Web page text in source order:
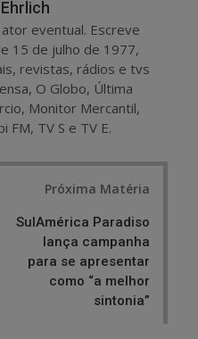
eventual. Escreve
15 de julho de 1977,
revistas, rádios e tvs
O Globo, Última
Monitor Mercantil,
FM, TV S e TV E.
Próxima Matéria
SulAmérica Paradiso
lança campanha
para se apresentar
como “a melhor
sintonia”